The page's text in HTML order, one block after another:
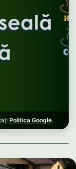
Politica Google.